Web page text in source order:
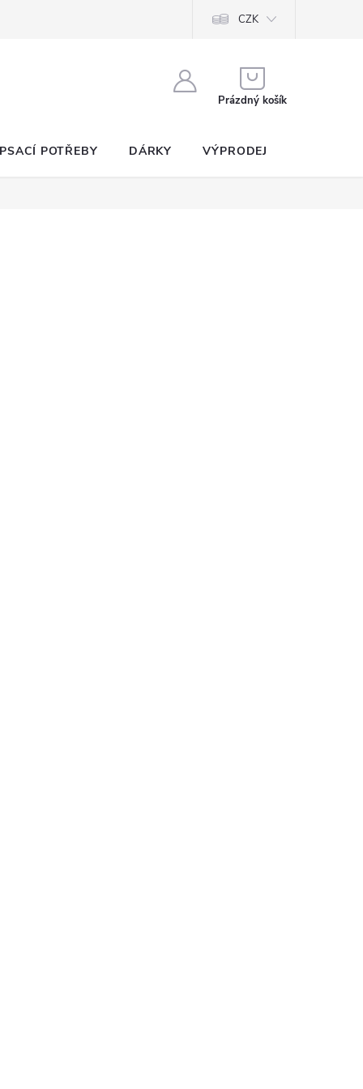
CZK
KOŠÍK
Prázdný košík
PSACÍ POTŘEBY DÁRKY VÝPRODEJ